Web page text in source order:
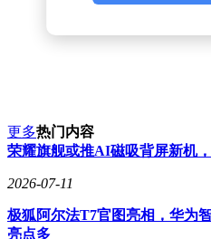
更多热门内容
荣耀旗舰或推AI磁吸背屏新机
2026-07-11
极狐阿尔法T7官图亮相，华为
亮点多